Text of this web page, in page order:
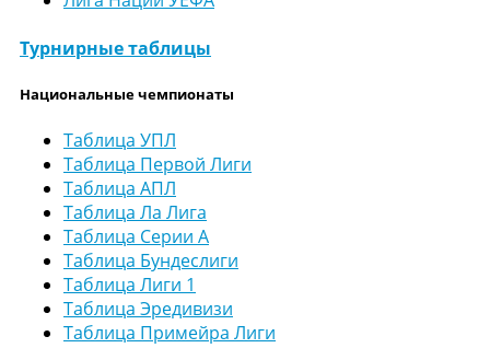
Турнирные таблицы
Национальные чемпионаты
Таблица УПЛ
Таблица Первой Лиги
Таблица АПЛ
Таблица Ла Лига
Таблица Серии А
Таблица Бундеслиги
Таблица Лиги 1
Таблица Эредивизи
Таблица Примейра Лиги